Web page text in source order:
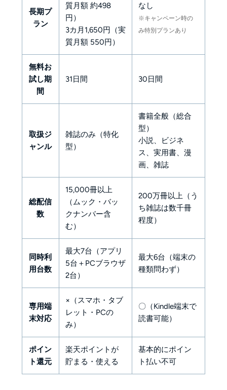
長期プ
ラン
質月額 約498
円）
3カ月1,650円（実
質月額 550円）
なし
※キャンペーン時の
み特別プランあり
無料お
試し期
間
31日間 30日間
取扱ジ
ャンル
雑誌のみ（特化
型）
書籍全般（総合
型）
小説、ビジネ
ス、実用書、漫
画、雑誌
総配信
数
15,000冊以上
（ムック・バッ
クナンバー含
む）
200万冊以上（う
ち雑誌は数千冊
程度）
同時利
用台数
最大7台（アプリ
5台＋PCブラウザ
2台）
最大6台（端末の
種類問わず）
専用端
末対応
×（スマホ・タブ
レット・PCの
み）
〇（Kindle端末で
読書可能）
ポイン
ト還元
楽天ポイントが
貯まる・使える
基本的にポイン
ト払い不可